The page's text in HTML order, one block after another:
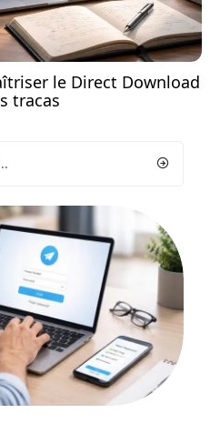
le Direct Download
tracas